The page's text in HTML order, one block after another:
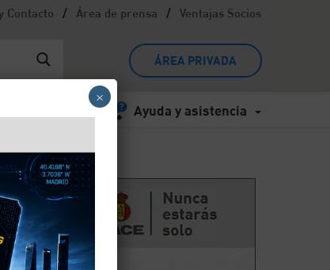
Contacto / Área de prensa / Ventajas Socios
ÁREA PRIVADA
Ayuda y asistencia
×